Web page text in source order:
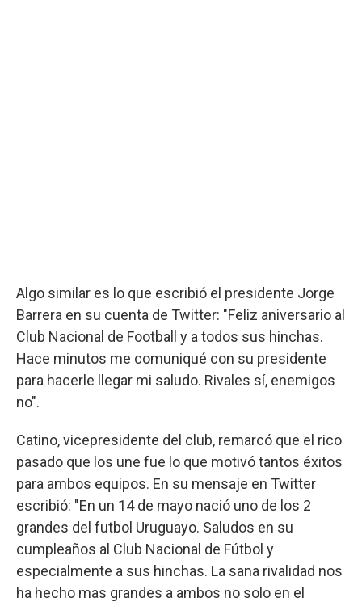
Algo similar es lo que escribió el presidente Jorge
Barrera en su cuenta de Twitter: "Feliz aniversario al
Club Nacional de Football y a todos sus hinchas.
Hace minutos me comuniqué con su presidente
para hacerle llegar mi saludo. Rivales sí, enemigos
no".
Catino, vicepresidente del club, remarcó que el rico
pasado que los une fue lo que motivó tantos éxitos
para ambos equipos. En su mensaje en Twitter
escribió: "En un 14 de mayo nació uno de los 2
grandes del futbol Uruguayo. Saludos en su
cumpleaños al Club Nacional de Fútbol y
especialmente a sus hinchas. La sana rivalidad nos
ha hecho mas grandes a ambos no solo en el